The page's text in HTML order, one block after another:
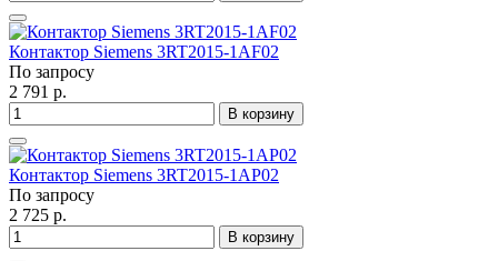
Контактор Siemens 3RT2015-1AF02
По запросу
2 791 р.
В корзину
Контактор Siemens 3RT2015-1AP02
По запросу
2 725 р.
В корзину